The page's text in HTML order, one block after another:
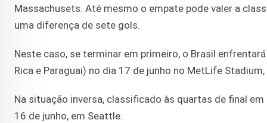
Massachusets. Até mesmo o empate pode valer a
uma diferença de sete gols.
Neste caso, se terminar em primeiro, o Brasil
Rica e Paraguai) no dia 17 de junho no MetLife
Na situação inversa, classificado às quartas de final
16 de junho, em Seattle.